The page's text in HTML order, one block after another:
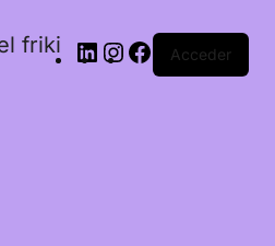
friki Acceder